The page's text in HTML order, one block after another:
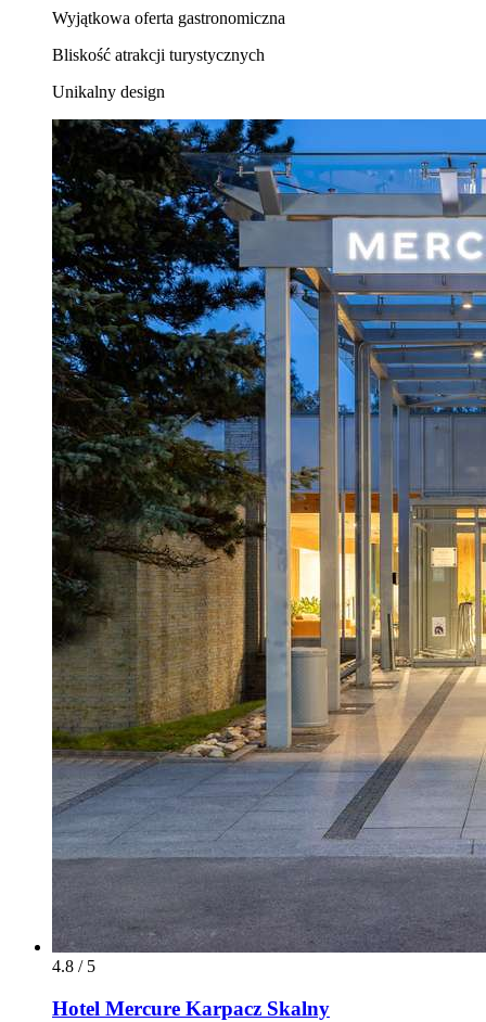
Wyjątkowa oferta gastronomiczna
Bliskość atrakcji turystycznych
Unikalny design
4.8 / 5
Hotel Mercure Karpacz Skalny